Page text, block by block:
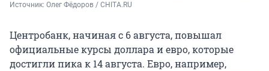
Источник: Олег Фёдоров / CHITA.RU
Центробанк, начиная с 6 августа, повышал
официальные курсы доллара и евро, которые
достигли пика к 14 августа. Евро, например,